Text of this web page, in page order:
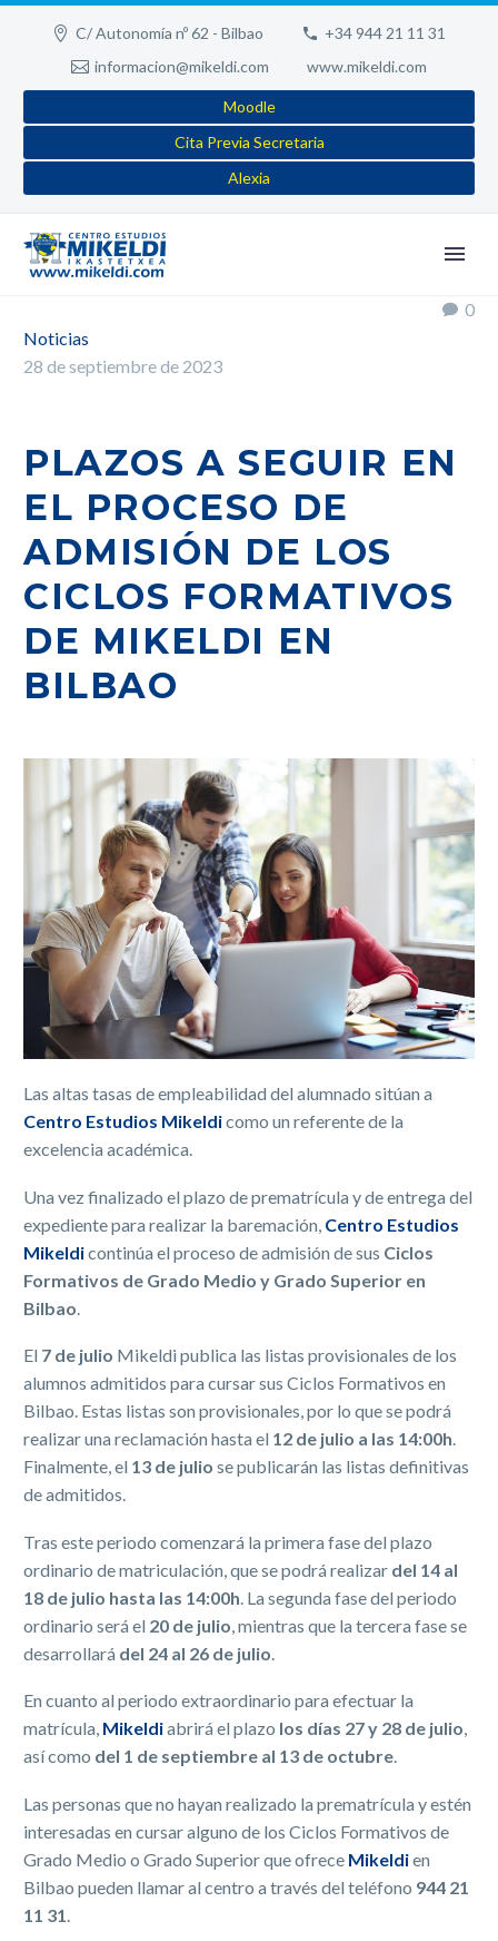
C/ Autonomía nº 62 - Bilbao
+34 944 21 11 31
informacion@mikeldi.com
www.mikeldi.com
Moodle
Cita Previa Secretaria
Alexia
0
Noticias
28 de septiembre de 2023
PLAZOS A SEGUIR EN
EL PROCESO DE
ADMISIÓN DE LOS
CICLOS FORMATIVOS
DE MIKELDI EN
BILBAO
Las altas tasas de empleabilidad del alumnado sitúan a
Centro Estudios Mikeldicomo un referente de la
excelencia académica.
Una vez finalizado el plazo de prematrícula y de entrega del
expediente para realizar la baremación, Centro Estudios
Mikeldicontinúa el proceso de admisión de sus Ciclos
Formativos de Grado Medio y Grado Superior en
Bilbao
El 7 de julio Mikeldi publica las listas provisionales de los
alumnos admitidos para cursar sus Ciclos Formativos en
Bilbao. Estas listas son provisionales, por lo que se podrá
realizar una reclamación hasta el 12 de julio a las 14:00h.
Finalmente, el 13 de julio se publicarán las listas definitivas
de admitidos.
Tras este periodo comenzará la primera fase del plazo
ordinario de matriculación, que se podrá realizar del 14 al
18 de julio hasta las 14:00h. La segunda fase del periodo
ordinario será el 20 de julio, mientras que la tercera fase se
desarrollará del 24 al 26 de julio.
En cuanto al periodo extraordinario para efectuar la
matrícula, Mikeldiabrirá el plazo los días 27 y 28 de julio,
así como del 1 de septiembre al 13 de octubre.
Las personas que no hayan realizado la prematrícula y estén
interesadas en cursar alguno de los Ciclos Formativos de
Grado Medio o Grado Superior que ofrece Mikeldien
Bilbao pueden llamar al centro a través del teléfono 944 21
11 31.